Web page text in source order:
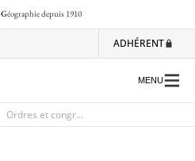
Géographiedepuis 1910
ADHÉRENT
MENU
Ordres et congr...